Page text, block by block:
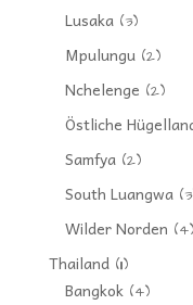
Lusaka(3)
Mpulungu(2)
Nchelenge (2)
Östliche
Samfya(2)
South Luangwa
Wilder Norden (4)
Thailand(11)
Bangkok(4)